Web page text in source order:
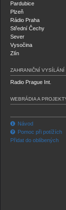
Pardubice
Plzeň
Rádio Praha
Střední Čechy
Sever
Vysočina
Zlín
ZAHRANIČNÍ VYSÍLÁNÍ
Radio Prague Int.
WEBRÁDIA A
Návod
Pomoc při potížích
Přidat do oblíbených